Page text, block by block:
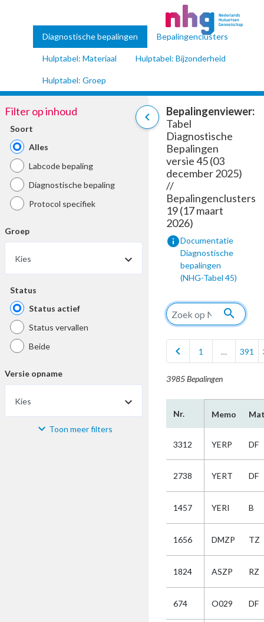
Diagnostische bepalingen Bepalingenclusters
Hulptabel: Materiaal Hulptabel: Bijzonderheid
Hulptabel: Groep
chevron_left
Filter op inhoud
Soort
Alles
Labcode bepaling
Diagnostische bepaling
Protocol specifiek
Groep
Kies
Status
Status actief
Status vervallen
Beide
Versie opname
Kies
Materiaal Toon meer filters
Bepalingenviewer:
Tabel
Diagnostische
Bepalingen
versie 45 (03
december 2025)
//
Bepalingenclusters
19 (17 maart
2026)
infoDocumentatie
Diagnostische
bepalingen
(NHG-Tabel 45)
search
chevron_left 1 … 391
3985 Bepalingen
Nr. Memo
3312 YERP DF
2738 YERT DF
1457 YERI B
1656 DMZP TZ
1824 ASZP RZ
674 O029 DF